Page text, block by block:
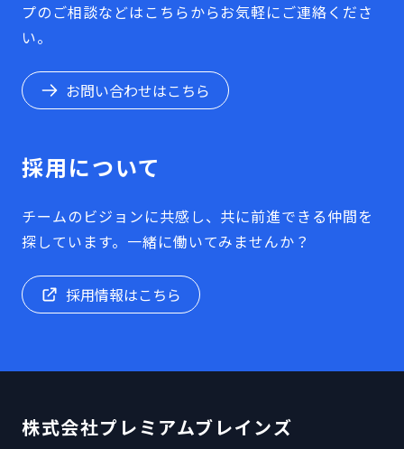
プのご相談などはこちらからお気軽にご連絡くださ
い。
お問い合わせはこちら
採用について
チームのビジョンに共感し、共に前進できる仲間を
探しています。一緒に働いてみませんか？
採用情報はこちら
株式会社プレミアムブレインズ